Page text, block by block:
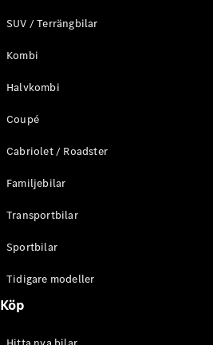
privatkund
Mercedes-
Certified
och priser
Boka
SUV / Terrängbilar
Kombi
Halvkombi
Coupé
Cabriolet / Roadster
Familjebilar
Transportbilar
Sportbilar
Tidigare modeller
Köp